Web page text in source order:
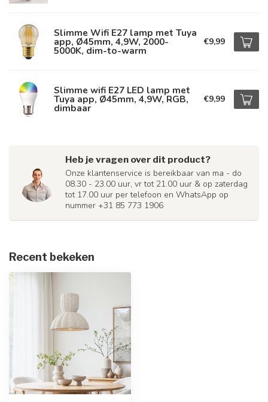
Slimme Wifi E27 lamp met Tuya
app, Ø45mm, 4,9W, 2000-
5000K, dim-to-warm
€9,99
Slimme wifi E27 LED lamp met
Tuya app, Ø45mm, 4,9W, RGB,
dimbaar
€9,99
Heb je vragen over dit product?
Onze klantenservice is bereikbaar van ma - do
08.30 - 23.00 uur, vr tot 21.00 uur & op zaterdag
tot 17.00 uur per telefoon en WhatsApp op
nummer +31 85 773 1906
Recent bekeken